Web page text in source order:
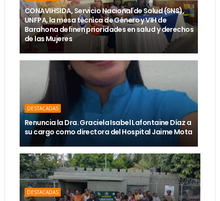
CONAVIHSIDA, Servicio Nacional de Salud (SNS),
UNFPA, la mesa técnica de Género y VIH de
Barahona definen prioridades en salud y derechos
de las Mujeres
DESTACADAS
Renuncia la Dra. Graciela Isabel Lafontaine Díaz a
su cargo como directora del Hospital Jaime Mota
DESTACADAS